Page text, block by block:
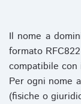
Il nome a
formato
compatibile con
Per ogni nome
(fisiche o